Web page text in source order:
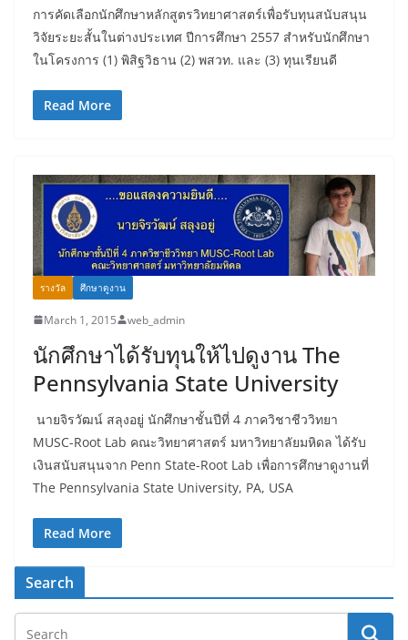
การคัดเลือกนักศึกษาหลักสูตรวิทยาศาสตร์เพื่อรับทุนสนับสนุน
วิจัยระยะสั้นในต่างประเทศ ปีการศึกษา 2557 สำหรับนักศึกษา
ในโครงการ (1) พิสิฐวิธาน (2) พสวท. และ (3) ทุนเรียนดี
Read More
รางวัล ศึกษาดูงาน
March 1, 2015 web_admin
นักศึกษาได้รับทุนให้ไปดูงาน The
Pennsylvania State University
นายจิรวัฒน์ สลุงอยู่ นักศึกษาชั้นปีที่ 4 ภาควิชาชีววิทยา
MUSC-Root Lab คณะวิทยาศาสตร์ มหาวิทยาลัยมหิดล ได้รับ
เงินสนับสนุนจาก Penn State-Root Lab เพื่อการศึกษาดูงานที่
The Pennsylvania State University, PA, USA
Read More
Search